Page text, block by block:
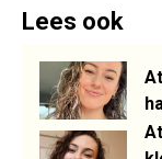
Lees ook